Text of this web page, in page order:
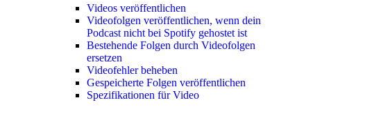
Videos veröffentlichen
Videofolgen veröffentlichen, wenn dein
Podcast nicht bei Spotify gehostet ist
Bestehende Folgen durch Videofolgen
ersetzen
Videofehler beheben
Gespeicherte Folgen veröffentlichen
Spezifikationen für Video